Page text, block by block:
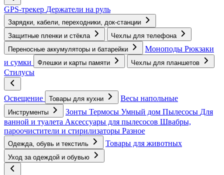
GPS-трекер Держатели на руль
Зарядки, кабели, переходники, док-станции
Защитные пленки и стёкла
Чехлы для телефона
Переносные аккумуляторы и батарейки
Моноподы Рюкзаки
и сумки
Флешки и карты памяти Чехлы для планшетов
Стилусы
Освещение Товары для кухни Весы напольные
Инструменты Зонты Термосы Умный дом Пылесосы Для
ванной и туалета Аксессуары для пылесосов Швабры,
пароочистители и стирилизаторы Разное
Одежда, обувь и текстиль Товары для животных
Уход за одеждой и обувью